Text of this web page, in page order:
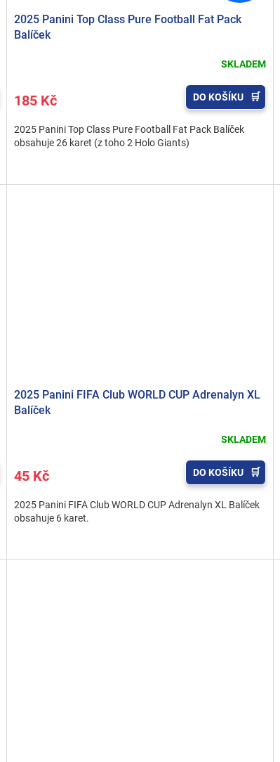
2025 Panini Top Class Pure Football Fat Pack
Balíček
SKLADEM
185 Kč DO KOŠÍKU
2025 Panini Top Class Pure Football Fat Pack Balíček
obsahuje 26 karet (z toho 2 Holo Giants)
2025 Panini FIFA Club WORLD CUP Adrenalyn XL
Balíček
SKLADEM
45 Kč DO KOŠÍKU
2025 Panini FIFA Club WORLD CUP Adrenalyn XL Balíček
obsahuje 6 karet.